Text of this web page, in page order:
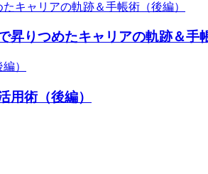
昇りつめたキャリアの軌跡＆手
用術（後編）